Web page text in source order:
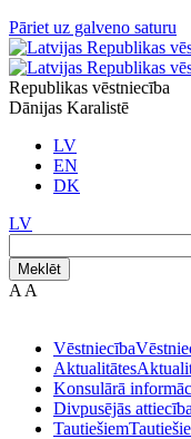
Pāriet uz galveno saturu
Republikas vēstniecība
Dānijas Karalistē
LV
EN
DK
LV
Meklēt
A A
Vēstniecība
Aktualitātes
Konsulārā
Divpusējās
Tautiešiem